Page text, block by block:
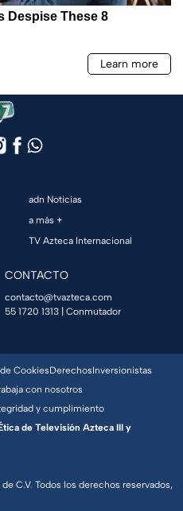
adn Noticias
a más +
TV Azteca Internacional
CONTACTO
contacto@tvazteca.com
55 1720 1313 | Conmutador
C.V. Todos los derechos reservados,
CookiesDerechosInversionistas
con nosotros
y cumplimiento
de Televisión Azteca III y